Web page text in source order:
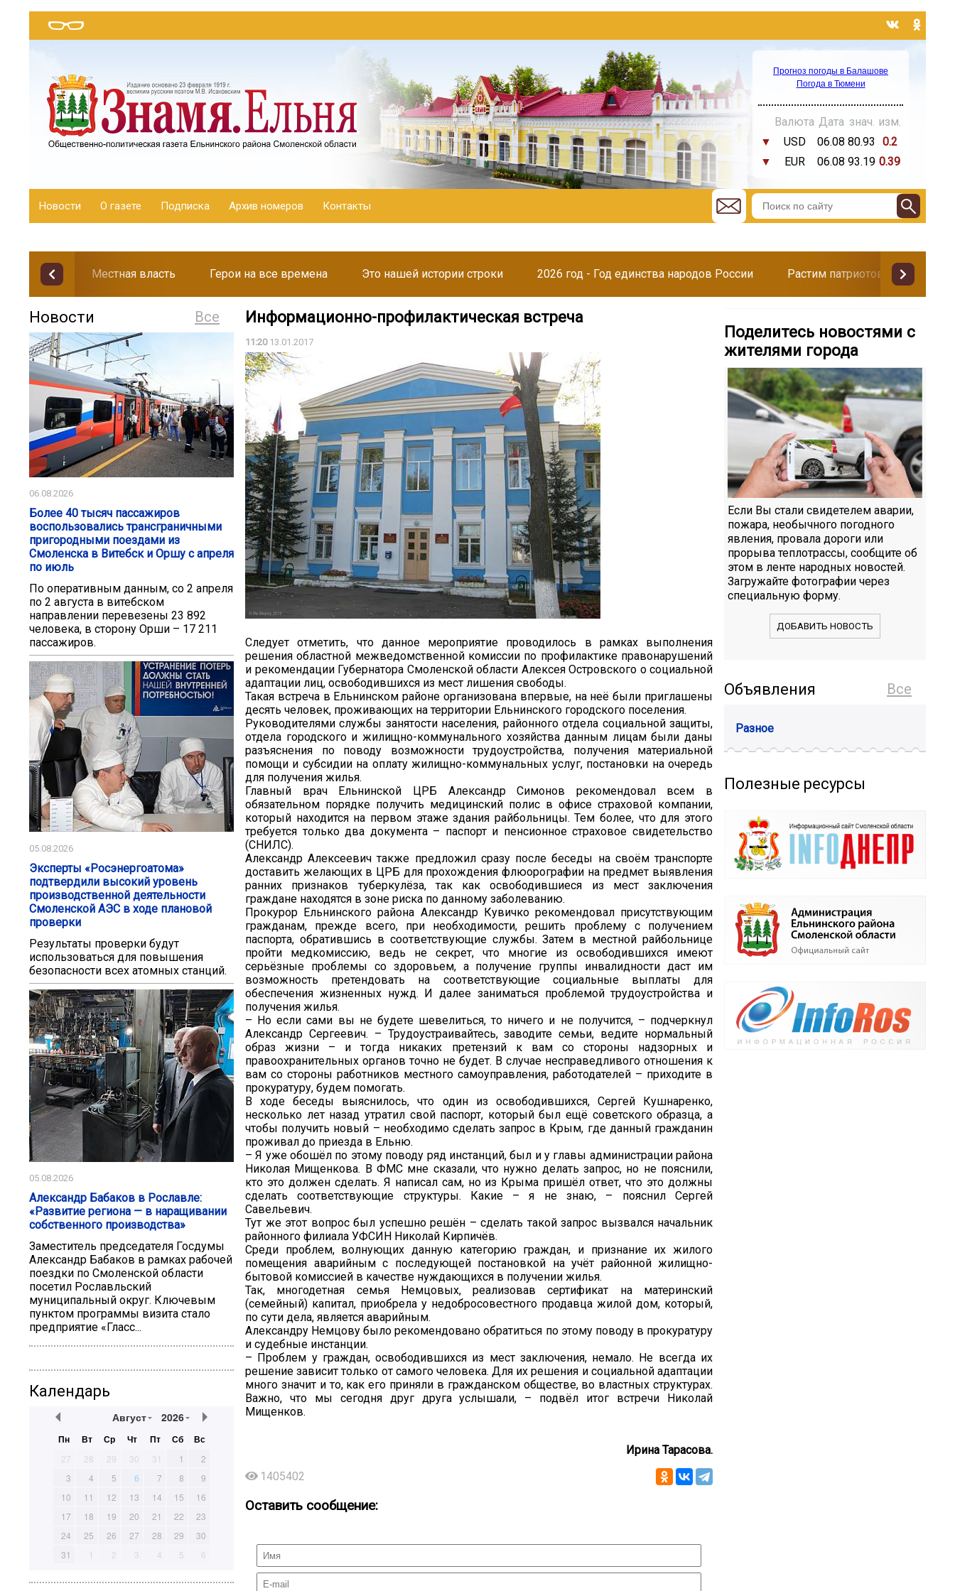
Прогноз погоды в Балашове
Погода в Тюмени
Валюта Дата знач. изм.
▼
USD 06.08 80.93
0.2
▼
EUR 06.08 93.19 0.39
Новости О газете Подписка Архив номеров Контакты
Местная власть Герои на все времена Это нашей истории строки 2026 год - Год единства народов России Растим патриотов
Все
Новости
06.08.2026
Более 40 тысяч пассажиров
воспользовались трансграничными
пригородными поездами из
Смоленска в Витебск и Оршу с апреля
по июль
По оперативным данным, со 2 апреля
по 2 августа в витебском
направлении перевезены 23 892
человека, в сторону Орши – 17 211
пассажиров.
05.08.2026
Эксперты «Росэнергоатома»
подтвердили высокий уровень
производственной деятельности
Смоленской АЭС в ходе плановой
проверки
Результаты проверки будут
использоваться для повышения
безопасности всех атомных станций.
05.08.2026
Александр Бабаков в Рославле:
«Развитие региона — в наращивании
собственного производства»
Заместитель председателя Госдумы
Александр Бабаков в рамках рабочей
поездки по Смоленской области
посетил Рославльский
муниципальный округ. Ключевым
пунктом программы визита стало
предприятие «Гласс...
Календарь
Август 2026
Пн Вт Ср Чт Пт Сб Вс
27 28 29 30 31 1
2
3
4 5 6 7 8
9
10
11 12 13 14 15
16
17
18 19 20 21 22
23
24
25 26 27 28 29
30
31
1 2 3 4 5 6
Информационно-профилактическая встреча
11:2013.01.2017
Следует отметить, что данное мероприятие проводилось в рамках выполнения
решения областной межведомственной комиссии по профилактике правонарушений
и рекомендации Губернатора Смоленской области Алексея Островского о социальной
адаптации лиц, освободившихся из мест лишения свободы.
Такая встреча в Ельнинском районе организована впервые, на неё были приглашены
десять человек, проживающих на территории Ельнинского городского поселения.
Руководителями службы занятости населения, районного отдела социальной защиты,
отдела городского и жилищно-коммунального хозяйства данным лицам были даны
разъяснения по поводу возможности трудоустройства, получения материальной
помощи и субсидии на оплату жилищно-коммунальных услуг, постановки на очередь
для получения жилья.
Главный врач Ельнинской ЦРБ Александр Симонов рекомендовал всем в
обязательном порядке получить медицинский полис в офисе страховой компании,
который находится на первом этаже здания райбольницы. Тем более, что для этого
требуется только два документа – паспорт и пенсионное страховое свидетельство
(СНИЛС).
Александр Алексеевич также предложил сразу после беседы на своём транспорте
доставить желающих в ЦРБ для прохождения флюорографии на предмет выявления
ранних признаков туберкулёза, так как освободившиеся из мест заключения
граждане находятся в зоне риска по данному заболеванию.
Прокурор Ельнинского района Александр Кувичко рекомендовал присутствующим
гражданам, прежде всего, при необходимости, решить проблему с получением
паспорта, обратившись в соответствующие службы. Затем в местной райбольнице
пройти медкомиссию, ведь не секрет, что многие из освободившихся имеют
серьёзные проблемы со здоровьем, а получение группы инвалидности даст им
возможность претендовать на соответствующие социальные выплаты для
обеспечения жизненных нужд. И далее заниматься проблемой трудоустройства и
получения жилья.
– Но если сами вы не будете шевелиться, то ничего и не получится, – подчеркнул
Александр Сергеевич. – Трудоустраивайтесь, заводите семьи, ведите нормальный
образ жизни – и тогда никаких претензий к вам со стороны надзорных и
правоохранительных органов точно не будет. В случае несправедливого отношения к
вам со стороны работников местного самоуправления, работодателей – приходите в
прокуратуру, будем помогать.
В ходе беседы выяснилось, что один из освободившихся, Сергей Кушнаренко,
несколько лет назад утратил свой паспорт, который был ещё советского образца, а
чтобы получить новый – необходимо сделать запрос в Крым, где данный гражданин
проживал до приезда в Ельню.
– Я уже обошёл по этому поводу ряд инстанций, был и у главы администрации района
Николая Мищенкова. В ФМС мне сказали, что нужно делать запрос, но не пояснили,
кто это должен сделать. Я написал сам, но из Крыма пришёл ответ, что это должны
сделать соответствующие структуры. Какие – я не знаю, – пояснил Сергей
Савельевич.
Тут же этот вопрос был успешно решён – сделать такой запрос вызвался начальник
районного филиала УФСИН Николай Кирпичёв.
Среди проблем, волнующих данную категорию граждан, и признание их жилого
помещения аварийным с последующей постановкой на учёт районной жилищно-
бытовой комиссией в качестве нуждающихся в получении жилья.
Так, многодетная семья Немцовых, реализовав сертификат на материнский
(семейный) капитал, приобрела у недобросовестного продавца жилой дом, который,
по сути дела, является аварийным.
Александру Немцову было рекомендовано обратиться по этому поводу в прокуратуру
и судебные инстанции.
– Проблем у граждан, освободившихся из мест заключения, немало. Не всегда их
решение зависит только от самого человека. Для их решения и социальной адаптации
много значит и то, как его приняли в гражданском обществе, во властных структурах.
Важно, что мы сегодня друг друга услышали, – подвёл итог встречи Николай
Мищенков.
Ирина Тарасова.
1405402
Оставить сообщение:
Поделитесь новостями с
жителями города
Если Вы стали свидетелем аварии,
пожара, необычного погодного
явления, провала дороги или
прорыва теплотрассы, сообщите об
этом в ленте народных новостей.
Загружайте фотографии через
специальную форму.
ДОБАВИТЬ НОВОСТЬ
Все
Объявления
Разное
Полезные ресурсы